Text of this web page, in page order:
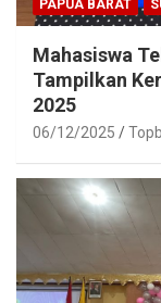
PAPUA BARAT
Mahasiswa
Tampilkan
2025
06/12/2025